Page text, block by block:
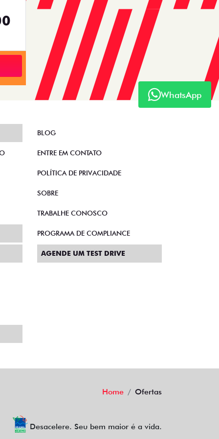
WhatsApp
BLOG
ENTRE EM CONTATO
POLÍTICA DE PRIVACIDADE
SOBRE
TRABALHE CONOSCO
PROGRAMA DE COMPLIANCE
AGENDE UM TEST DRIVE
Home Ofertas
Desacelere. Seu bem maior é a vida.